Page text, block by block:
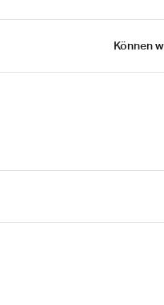
Können